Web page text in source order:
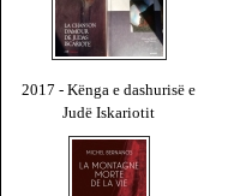
2017 - Kënga e dashurisë e
Judë Iskariotit